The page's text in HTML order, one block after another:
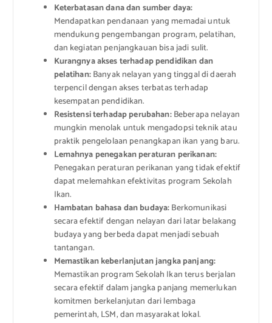
Keterbatasan dana dan sumber daya:
Mendapatkan pendanaan yang memadai untuk
mendukung pengembangan program, pelatihan,
dan kegiatan penjangkauan bisa jadi sulit.
Kurangnya akses terhadap pendidikan dan
pelatihan:Banyak nelayan yang tinggal di daerah
terpencil dengan akses terbatas terhadap
kesempatan pendidikan.
Resistensi terhadap perubahan:Beberapa nelayan
mungkin menolak untuk mengadopsi teknik atau
praktik pengelolaan penangkapan ikan yang baru.
Lemahnya penegakan peraturan perikanan:
Penegakan peraturan perikanan yang tidak efektif
dapat melemahkan efektivitas program Sekolah
Ikan.
Hambatan bahasa dan budaya:Berkomunikasi
secara efektif dengan nelayan dari latar belakang
budaya yang berbeda dapat menjadi sebuah
tantangan.
Memastikan keberlanjutan jangka panjang:
Memastikan program Sekolah Ikan terus berjalan
secara efektif dalam jangka panjang memerlukan
komitmen berkelanjutan dari lembaga
pemerintah, LSM, dan masyarakat lokal.